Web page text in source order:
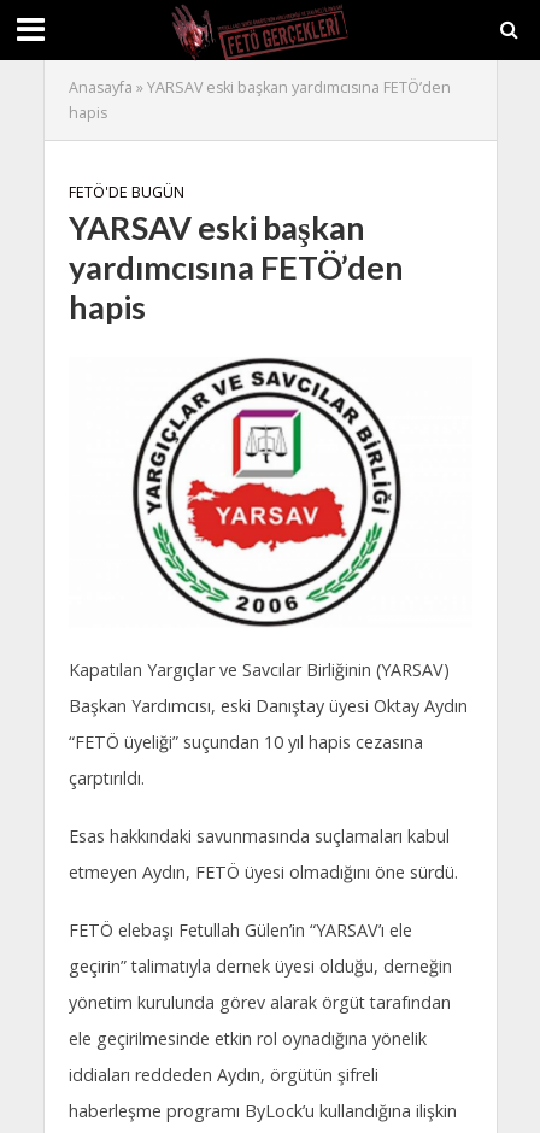
Anasayfa »YARSAV eski başkan yardımcısına FETÖ’den
hapis
FETÖ'DE BUGÜN
YARSAV eski başkan
yardımcısına FETÖ’den
hapis
Kapatılan Yargıçlar ve Savcılar Birliğinin (YARSAV)
Başkan Yardımcısı, eski Danıştay üyesi Oktay Aydın
“FETÖ üyeliği” suçundan 10 yıl hapis cezasına
çarptırıldı.
Esas hakkındaki savunmasında suçlamaları kabul
etmeyen Aydın, FETÖ üyesi olmadığını öne sürdü.
FETÖ elebaşı Fetullah Gülen’in “YARSAV’ı ele
geçirin” talimatıyla dernek üyesi olduğu, derneğin
yönetim kurulunda görev alarak örgüt tarafından
ele geçirilmesinde etkin rol oynadığına yönelik
iddiaları reddeden Aydın, örgütün şifreli
haberleşme programı ByLock’u kullandığına ilişkin